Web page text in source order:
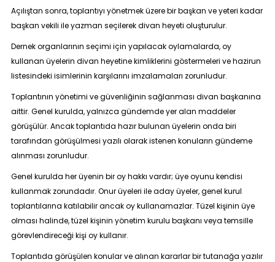
Açılıştan sonra, toplantıyı yönetmek üzere bir başkan ve yeteri kadar
başkan vekili ile yazman seçilerek divan heyeti oluşturulur.
Dernek organlarının seçimi için yapılacak oylamalarda, oy
kullanan üyelerin divan heyetine kimliklerini göstermeleri ve hazirun
listesindeki isimlerinin karşılarını imzalamaları zorunludur.
Toplantının yönetimi ve güvenliğinin sağlanması divan başkanına
aittir. Genel kurulda, yalnızca gündemde yer alan maddeler
görüşülür. Ancak toplantıda hazır bulunan üyelerin onda biri
tarafından görüşülmesi yazılı olarak istenen konuların gündeme
alınması zorunludur.
Genel kurulda her üyenin bir oy hakkı vardır; üye oyunu kendisi
kullanmak zorundadır. Onur üyeleri ile aday üyeler, genel kurul
toplantılarına katılabilir ancak oy kullanamazlar. Tüzel kişinin üye
olması halinde, tüzel kişinin yönetim kurulu başkanı veya temsille
görevlendireceği kişi oy kullanır.
Toplantıda görüşülen konular ve alınan kararlar bir tutanağa yazılır